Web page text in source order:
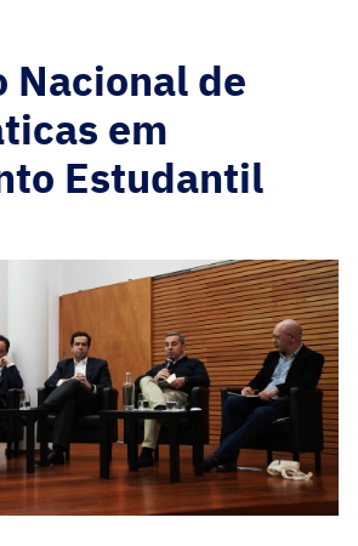
Nacional de
em
Estudantil